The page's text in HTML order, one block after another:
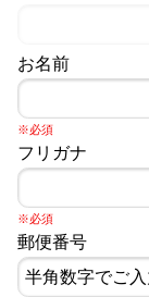
お名前
※必須
フリガナ
※必須
郵便番号